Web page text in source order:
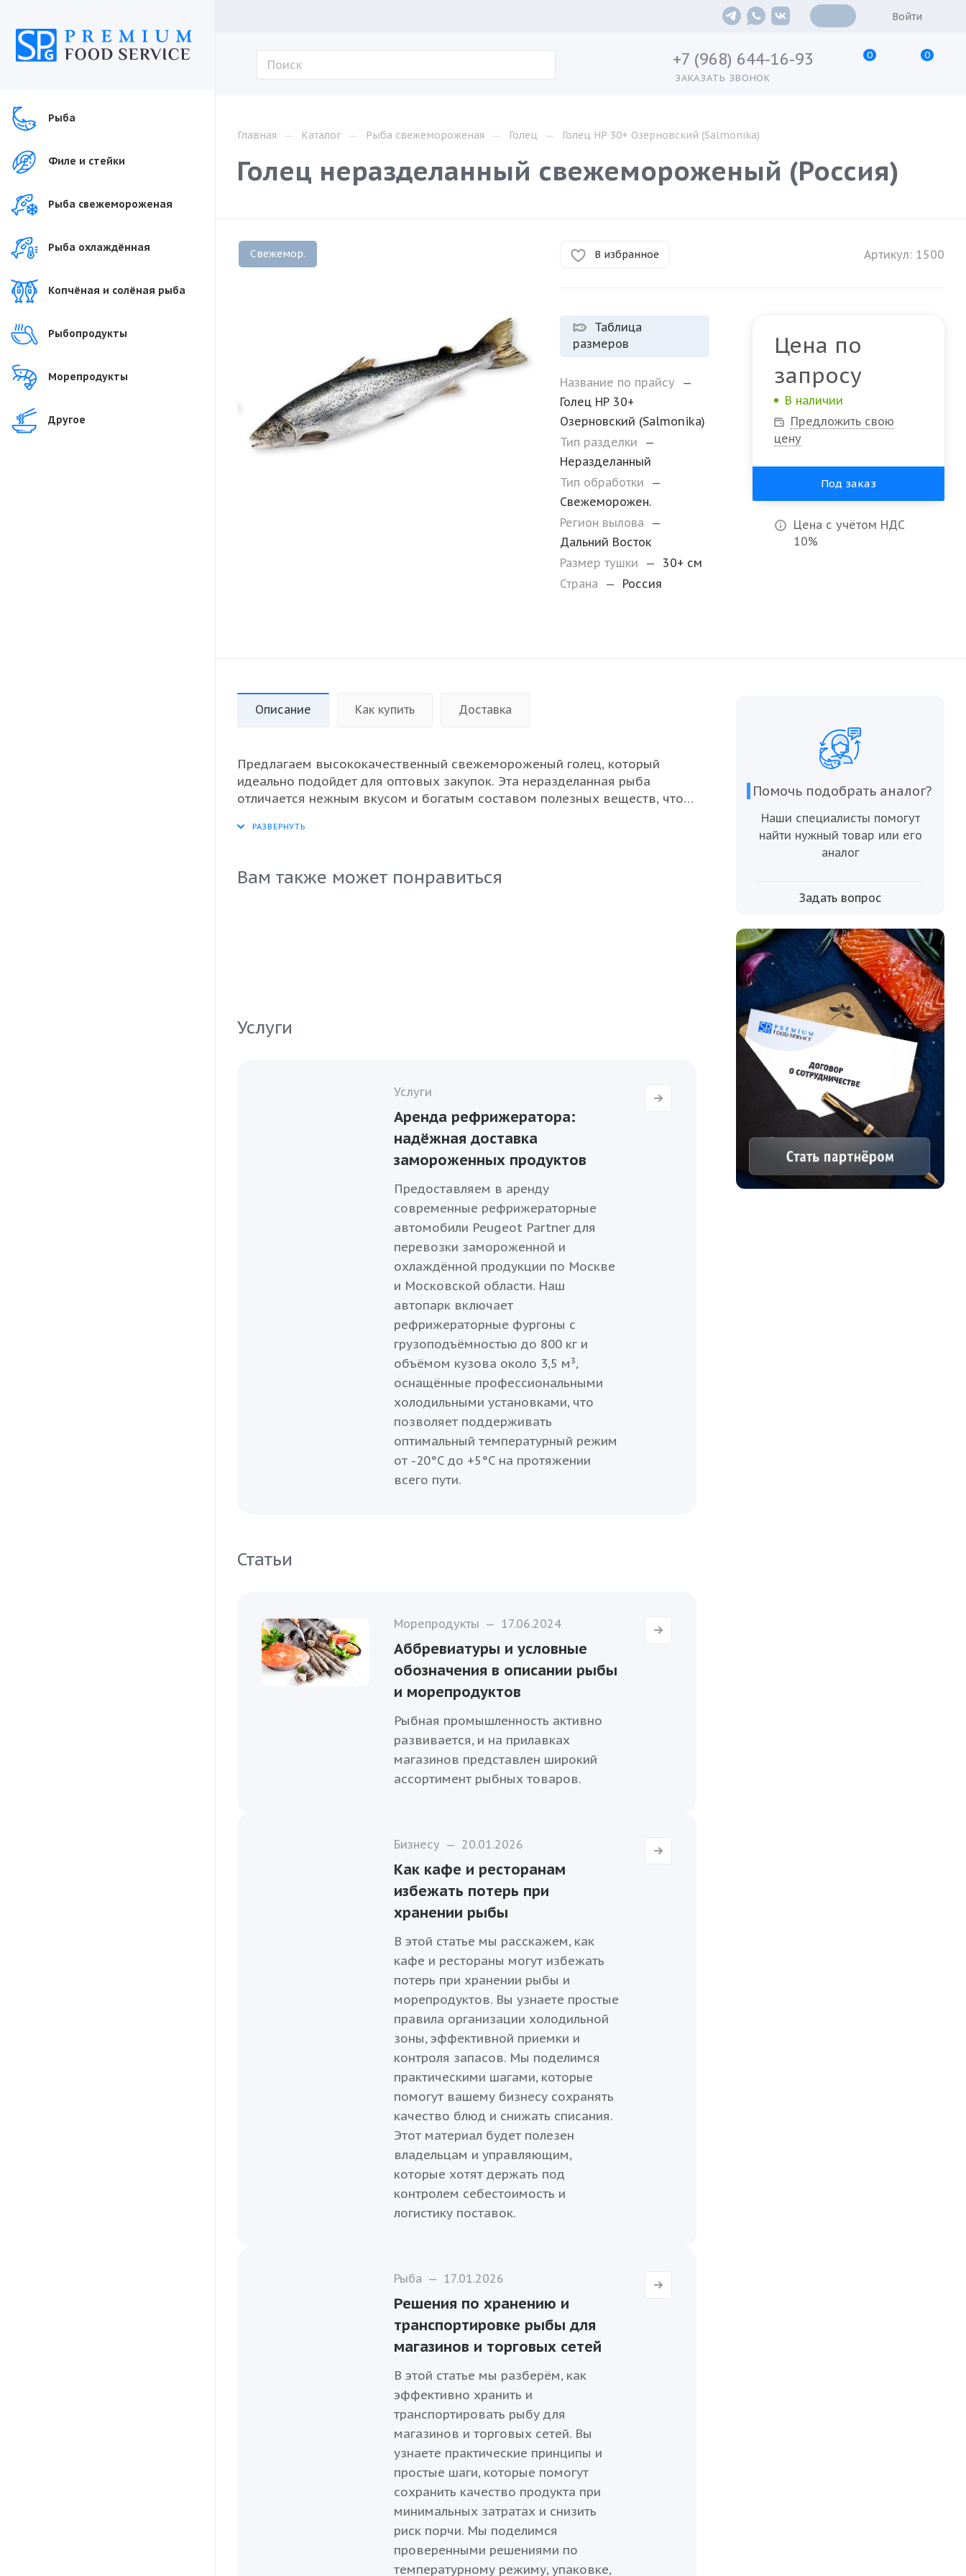
Войти
+7 (968) 644-16-93
ЗАКАЗАТЬ ЗВОНОК
0 0
Рыба
Филе и стейки
Рыба свежемороженая
Рыба охлаждённая
Копчёная и солёная рыба
Рыбопродукты
Морепродукты
Другое
Главная — Каталог — Рыба свежемороженая — Голец — Голец НР 30+ Озерновский (Salmonika)
Голец неразделанный свежемороженый (Россия)
Свежемор. В избранное Артикул: 1500
Таблица
размеров
Название по прайсу
—
Голец НР 30+
Озерновский (Salmonika)
Тип разделки
—
Неразделанный
Тип обработки
—
Свежеморожен.
Регион вылова
—
Дальний Восток
Размер тушки
—
30+ см
Страна
— Россия
Цена по
запросу
В наличии
Предложить свою
цену
Под заказ
Цена с учётом НДС
10%
Описание Как купить Доставка
Предлагаем высококачественный свежемороженый голец, который
идеально подойдет для оптовых закупок. Эта неразделанная рыба
отличается нежным вкусом и богатым составом полезных веществ, что
универсальностью в кулинарии — его можно жарить, запекать, готовить
контроль качества на всех этапах, что гарантирует вам надежность и
удовлетворение ваших клиентов. Закажите голец у нас и убедитесь в его
Вам также может понравиться
Услуги
Услуги
Аренда рефрижератора:
надёжная доставка
замороженных продуктов
Предоставляем в аренду
современные рефрижераторные
автомобили Peugeot Partner для
перевозки замороженной и
охлаждённой продукции по Москве
и Московской области. Наш
автопарк включает
рефрижераторные фургоны с
грузоподъёмностью до 800 кг и
объёмом кузова около 3,5 м³,
оснащённые профессиональными
холодильными установками, что
позволяет поддерживать
оптимальный температурный режим
от -20°C до +5°C на протяжении
всего пути.
Статьи
Морепродукты — 17.06.2024
Аббревиатуры и условные
обозначения в описании рыбы
и морепродуктов
Рыбная промышленность активно
развивается, и на прилавках
магазинов представлен широкий
ассортимент рыбных товаров.
Бизнесу — 20.01.2026
Как кафе и ресторанам
избежать потерь при
хранении рыбы
В этой статье мы расскажем, как
кафе и рестораны могут избежать
потерь при хранении рыбы и
морепродуктов. Вы узнаете простые
правила организации холодильной
зоны, эффективной приемки и
контроля запасов. Мы поделимся
практическими шагами, которые
помогут вашему бизнесу сохранять
качество блюд и снижать списания.
Этот материал будет полезен
владельцам и управляющим,
которые хотят держать под
контролем себестоимость и
логистику поставок.
Рыба — 17.01.2026
Решения по хранению и
транспортировке рыбы для
магазинов и торговых сетей
В этой статье мы разберём, как
эффективно хранить и
транспортировать рыбу для
магазинов и торговых сетей. Вы
узнаете практические принципы и
простые шаги, которые помогут
сохранить качество продукта при
минимальных затратах и снизить
риск порчи. Мы поделимся
проверенными решениями по
температурному режиму, упаковке,
Помочь подобрать аналог?
Наши специалисты помогут
найти нужный товар или его
аналог
Задать вопрос